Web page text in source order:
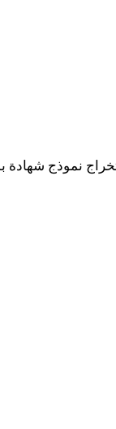
سادس 1443 من خلال منصّة